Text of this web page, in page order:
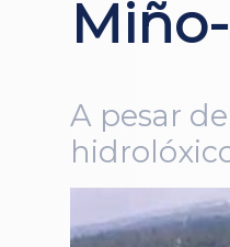
A pesar